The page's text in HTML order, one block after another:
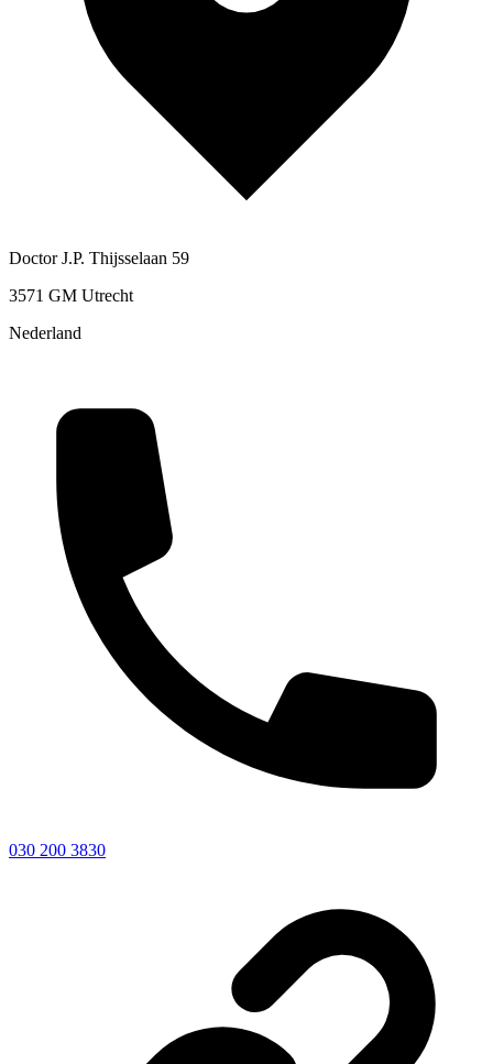
Doctor J.P. Thijsselaan 59
3571 GM Utrecht
Nederland
030 200 3830